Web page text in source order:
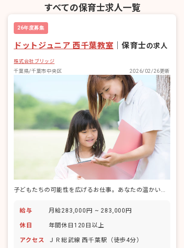
すべての保育士求人一覧
26年度募集
ドットジュニア 西千葉教室 保育士の求人
株式会社ブリッジ
千葉県/千葉市中央区
2026/02/26更新
子どもたちの可能性を広げるお仕事。あなたの温かい心で未来を育みませんか？
給与 月給283,000円 ~ 283,000円
休日 年間休日120日以上
アクセス ＪＲ総武線 西千葉駅（徒歩4分）